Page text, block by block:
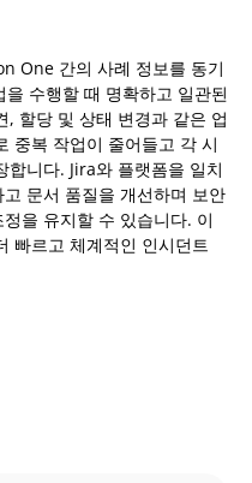
One 간의 사례 정보를 동기
수행할 때 명확하고 일관된
, 할당 및 상태 변경과 같은 업
중복 작업이 줄어들고 각 시
니다. Jira와 플랫폼을 일치
문서 품질을 개선하며 보안
을 유지할 수 있습니다. 이
빠르고 체계적인 인시던트